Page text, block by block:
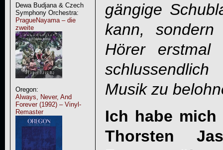
Dewa Budjana & Czech
Symphony Orchestra:
PragueNayama – die
zweite
Oregon:
Always, Never, And
Forever (1992) – Vinyl-
Remaster
gängige
kann,
Hörer erstmal
Musik zu
Ich habe
Thorsten